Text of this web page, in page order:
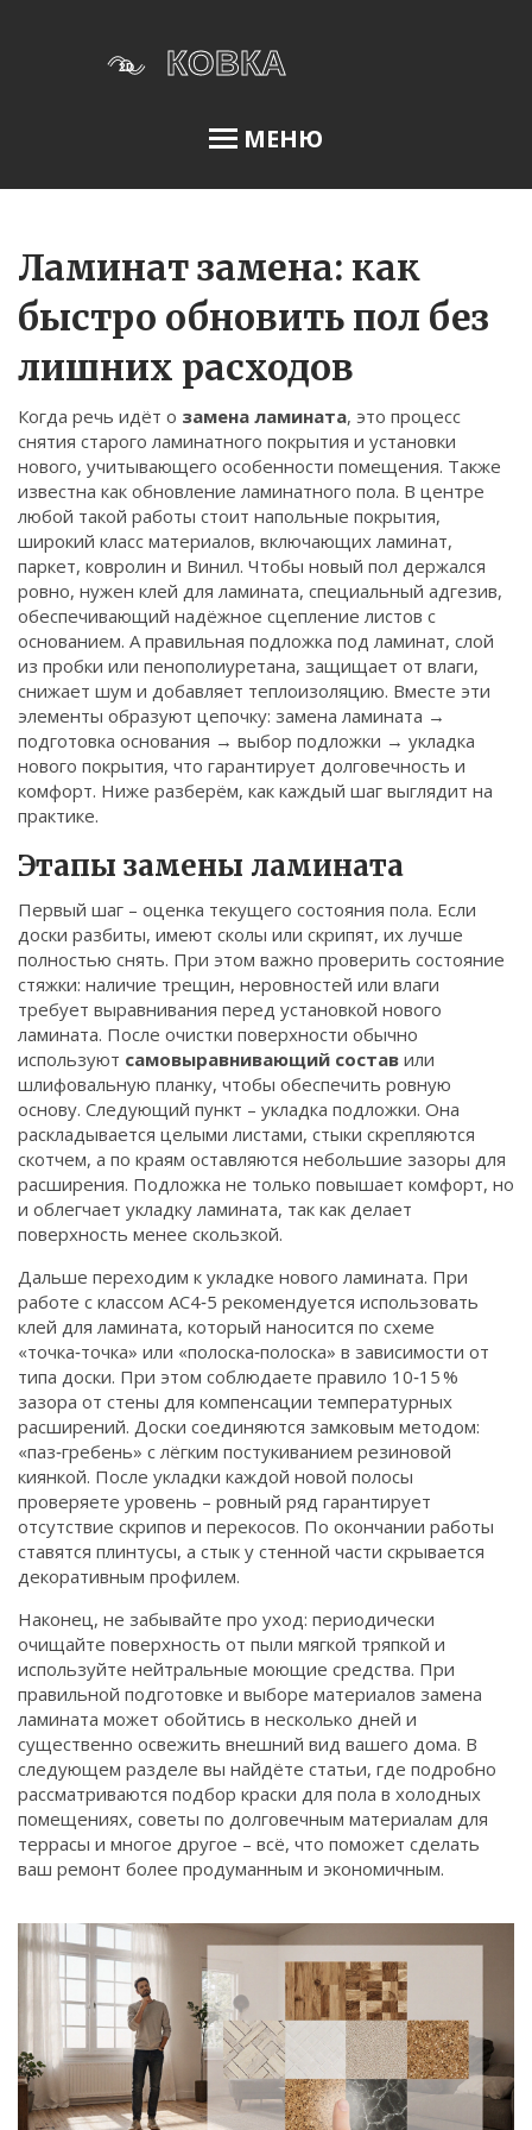
МЕНЮ
Меню
О нас
Условия использования
Политика конфиденциальности
ФЗ-152
Связаться
© 2026. Все права защищены.
Ламинат замена: как
быстро обновить пол без
лишних расходов
Когда речь идёт о замена ламината, это процесс
снятия старого ламинатного покрытия и установки
нового, учитывающего особенности помещения. Также
известна как обновление ламинатного пола. В центре
любой такой работы стоит напольные покрытия,
широкий класс материалов, включающих ламинат,
паркет, ковролин и Винил. Чтобы новый пол держался
ровно, нужен клей для ламината, специальный адгезив,
обеспечивающий надёжное сцепление листов с
основанием. А правильная подложка под ламинат, слой
из пробки или пенополиуретана, защищает от влаги,
снижает шум и добавляет теплоизоляцию. Вместе эти
элементы образуют цепочку: замена ламината →
подготовка основания → выбор подложки → укладка
нового покрытия, что гарантирует долговечность и
комфорт. Ниже разберём, как каждый шаг выглядит на
практике.
Этапы замены ламината
Первый шаг – оценка текущего состояния пола. Если
доски разбиты, имеют сколы или скрипят, их лучше
полностью снять. При этом важно проверить состояние
стяжки: наличие трещин, неровностей или влаги
требует выравнивания перед установкой нового
ламината. После очистки поверхности обычно
используют самовыравнивающий состав или
шлифовальную планку, чтобы обеспечить ровную
основу. Следующий пункт – укладка подложки. Она
раскладывается целыми листами, стыки скрепляются
скотчем, а по краям оставляются небольшие зазоры для
расширения. Подложка не только повышает комфорт, но
и облегчает укладку ламината, так как делает
поверхность менее скользкой.
Дальше переходим к укладке нового ламината. При
работе с классом AC4‑5 рекомендуется использовать
клей для ламината, который наносится по схеме
«точка‑точка» или «полоска‑полоска» в зависимости от
типа доски. При этом соблюдаете правило 10‑15 %
зазора от стены для компенсации температурных
расширений. Доски соединяются замковым методом:
«паз‑гребень» с лёгким постукиванием резиновой
киянкой. После укладки каждой новой полосы
проверяете уровень – ровный ряд гарантирует
отсутствие скрипов и перекосов. По окончании работы
ставятся плинтусы, а стык у стенной части скрывается
декоративным профилем.
Наконец, не забывайте про уход: периодически
очищайте поверхность от пыли мягкой тряпкой и
используйте нейтральные моющие средства. При
правильной подготовке и выборе материалов замена
ламината может обойтись в несколько дней и
существенно освежить внешний вид вашего дома. В
следующем разделе вы найдёте статьи, где подробно
рассматриваются подбор краски для пола в холодных
помещениях, советы по долговечным материалам для
террасы и многое другое – всё, что поможет сделать
ваш ремонт более продуманным и экономичным.